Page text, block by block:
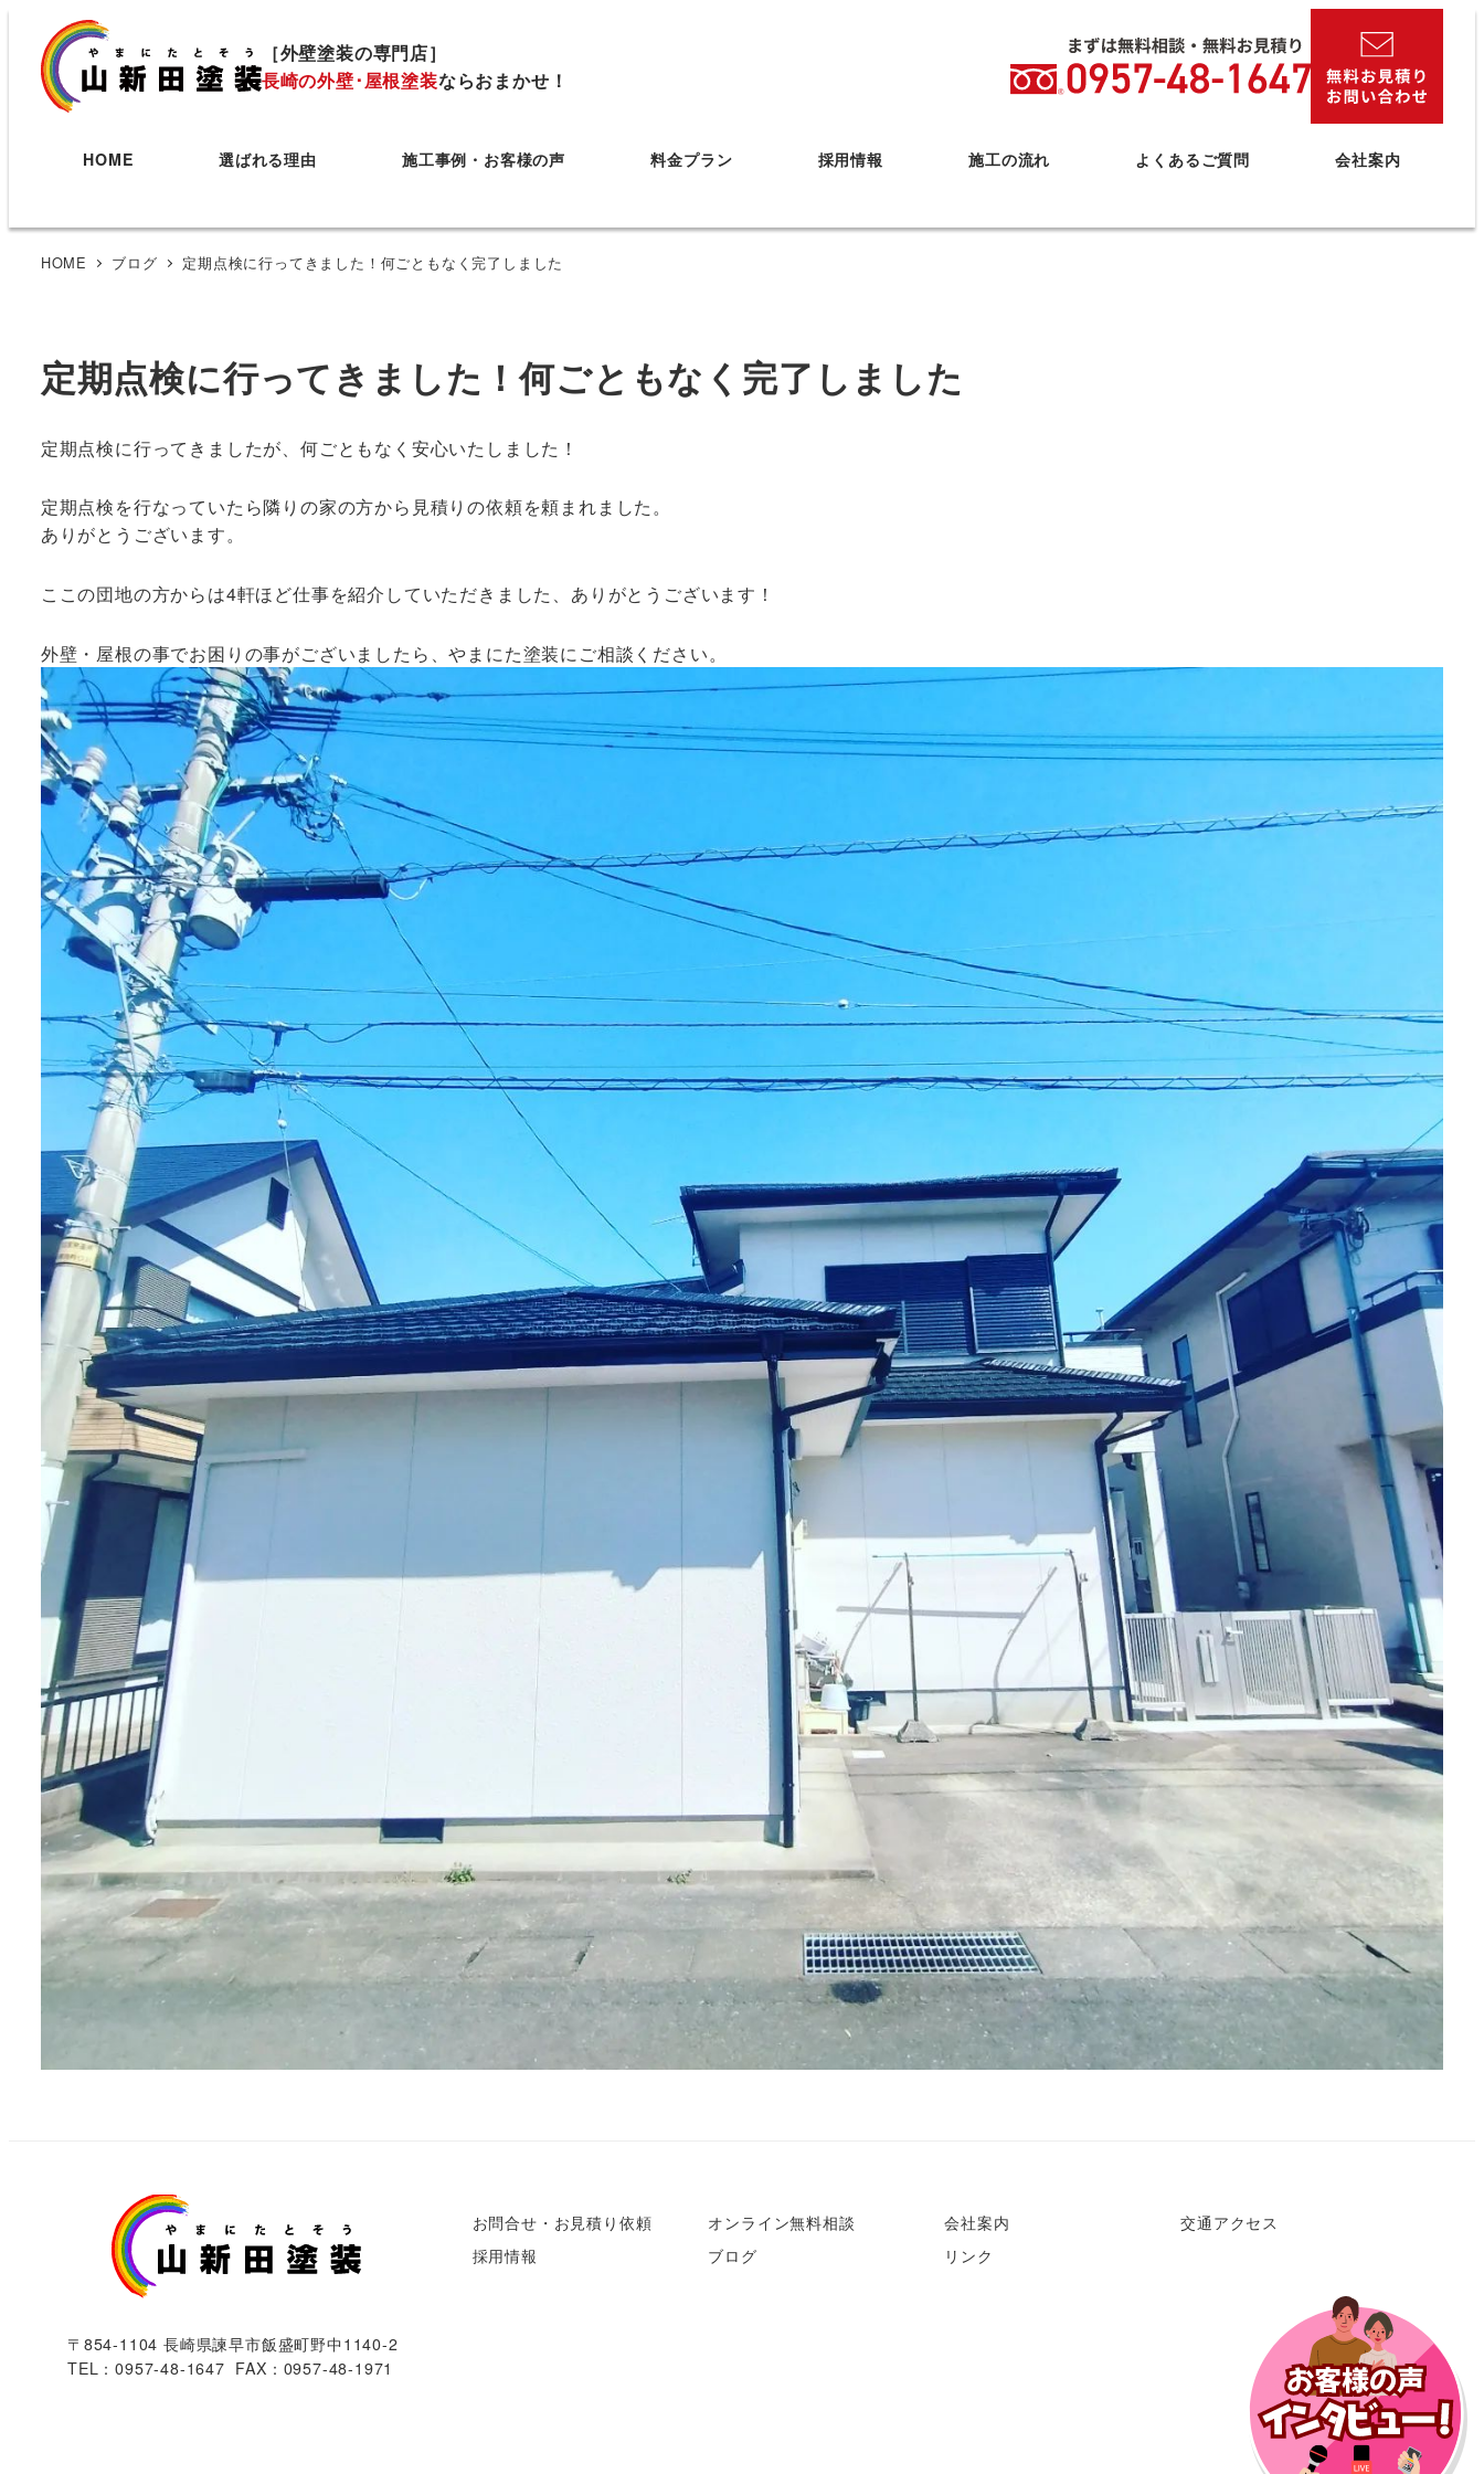
［外壁塗装の専門店］
長崎の外壁･屋根塗装ならおまかせ！
HOME 選ばれる理由 施工事例・お客様の声 料金プラン 採用情報 施工の流れ よくあるご質問 会社案内
HOME ブログ 定期点検に行ってきました！何ごともなく完了しました
定期点検に行ってきました！何ごともなく完了しました
定期点検に行ってきましたが、何ごともなく安心いたしました！
定期点検を行なっていたら隣りの家の方から見積りの依頼を頼まれました。
ありがとうございます。
ここの団地の方からは4軒ほど仕事を紹介していただきました、ありがとうございます！
外壁・屋根の事でお困りの事がございましたら、やまにた塗装にご相談ください。
〒854-1104 長崎県諫早市飯盛町野中1140-2
TEL：0957-48-1647 FAX：0957-48-1971
お問合せ・お見積り依頼 オンライン無料相談 会社案内
交通アクセス
採用情報
ブログ リンク